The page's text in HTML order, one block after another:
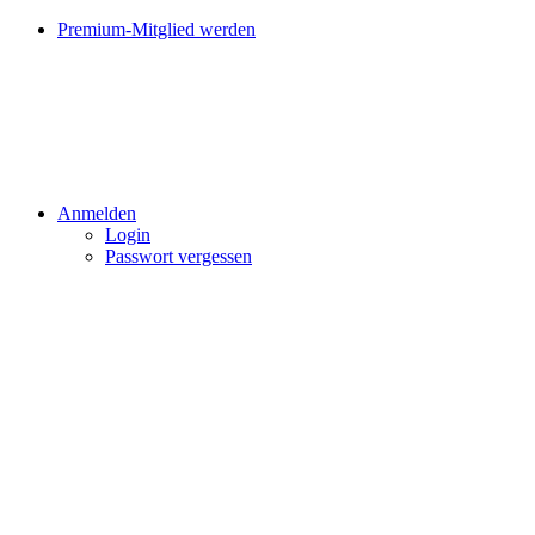
Premium-Mitglied werden
Anmelden
Login
Passwort vergessen